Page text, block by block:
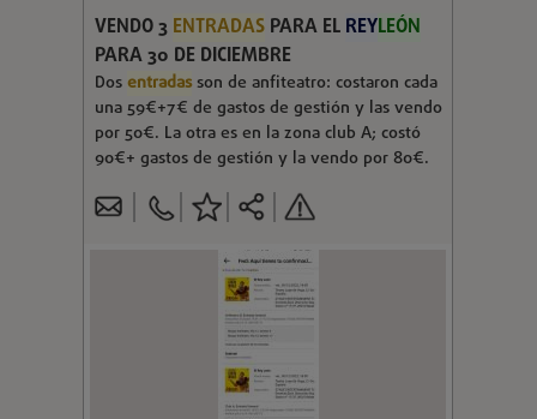
VENDO 3 ENTRADASPARA EL REYLEÓN
PARA 30 DE DICIEMBRE
Dosentradasson de anfiteatro: costaron cada
una 59€+7€ de gastos de gestión y las vendo
por 50€. La otra es en la zona club A; costó
90€+ gastos de gestión y la vendo por 80€.